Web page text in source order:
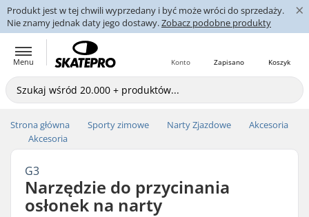
Produkt jest w tej chwili wyprzedany i być może wróci do sprzedaży.
Nie znamy jednak daty jego dostawy.Zobacz podobne produkty
×
Menu Koszyk
Zapisano
Konto
Strona główna Sporty zimowe Narty Zjazdowe
Akcesoria
Akcesoria
G3
Narzędzie do przycinania
osłonek na narty